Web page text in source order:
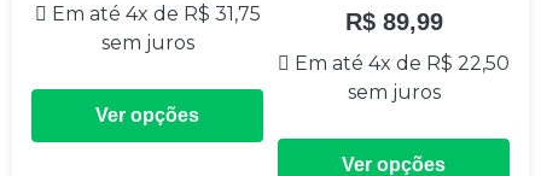
Em até 4x de R$ 31,75
sem juros
Ver opções
R$89,99
Em até 4x de R$ 22,50
sem juros
Ver opções